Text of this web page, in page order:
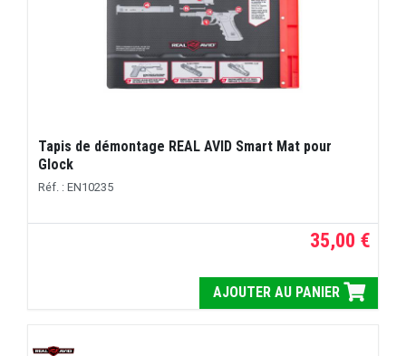
Tapis de démontage REAL AVID Smart Mat pour
Glock
Réf. : EN10235
35,00 €
AJOUTER AU PANIER